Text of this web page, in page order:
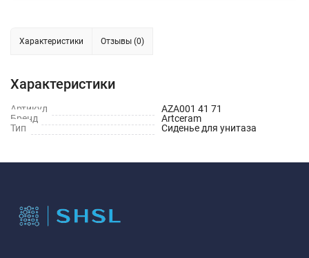
Характеристики Отзывы (0)
Характеристики
Артикул
AZA001 41 71
Бренд
Artceram
Тип
Сиденье для унитаза